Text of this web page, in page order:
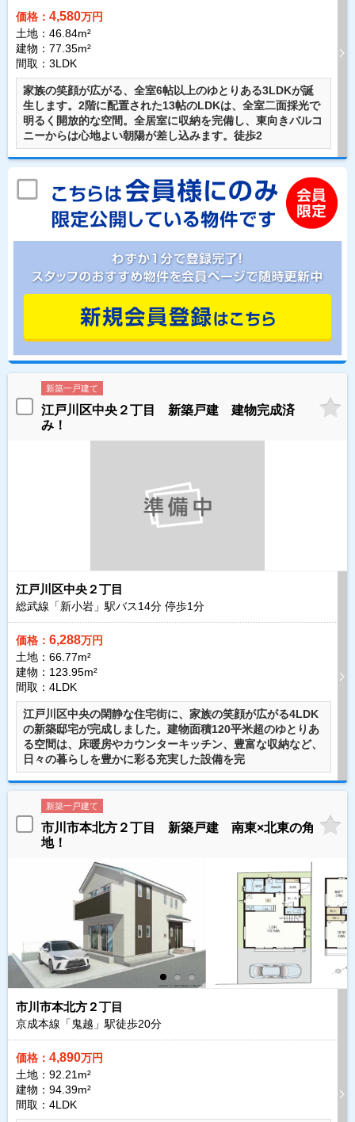
価格： 4,580万円
土地：46.84m²
建物：77.35m²
間取：3LDK
家族の笑顔が広がる、全室6帖以上のゆとりある3LDKが誕
生します。2階に配置された13帖のLDKは、全室二面採光で
明るく開放的な空間。全居室に収納を完備し、東向きバルコ
ニーからは心地よい朝陽が差し込みます。徒歩2
新築一戸建て
江戸川区中央２丁目 新築戸建 建物完成済
み！
江戸川区中央２丁目
総武線「新小岩」駅バス14分 停歩1分
価格： 6,288万円
土地：66.77m²
建物：123.95m²
間取：4LDK
江戸川区中央の閑静な住宅街に、家族の笑顔が広がる4LDK
の新築邸宅が完成しました。建物面積120平米超のゆとりあ
る空間は、床暖房やカウンターキッチン、豊富な収納など、
日々の暮らしを豊かに彩る充実した設備を完
新築一戸建て
市川市本北方２丁目 新築戸建 南東×北東の角
地！
市川市本北方２丁目
京成本線「鬼越」駅徒歩20分
価格： 4,890万円
土地：92.21m²
建物：94.39m²
間取：4LDK